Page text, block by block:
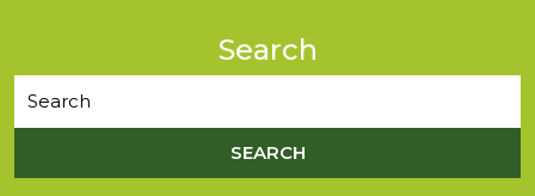
Search